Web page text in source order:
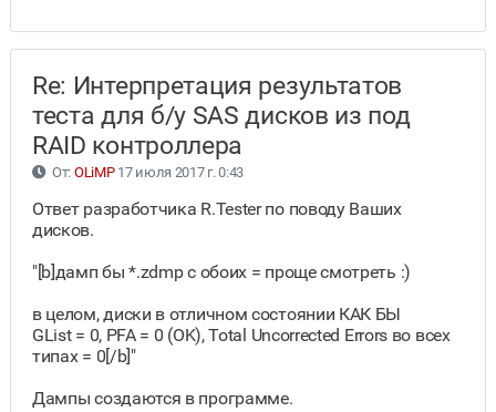
Re: Интерпретация результатов
теста для б/у SAS дисков из под
RAID контроллера
От: OLiMP17 июля 2017 г. 0:43
Ответ разработчика R.Tester по поводу Ваших
дисков.
"[b]дамп бы *.zdmp с обоих = проще смотреть :)
в целом, диски в отличном состоянии КАК БЫ
GList = 0, PFA = 0 (OK), Total Uncorrected Errors во всех
типах = 0[/b]"
Дампы создаются в программе.